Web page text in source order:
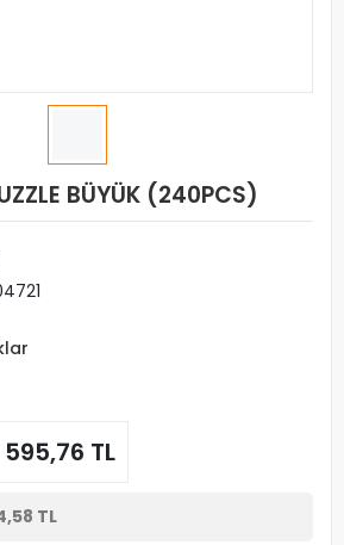
BÜYÜK (240PCS)
595,76 TL
TL